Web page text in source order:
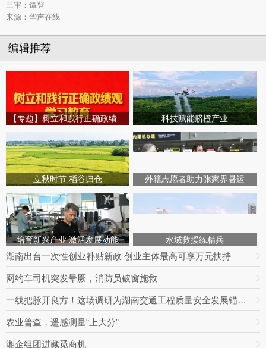
三审：谭登
来源：华声在线
编辑推荐
科技赋能脐橙产业
立秋时节 稻谷归仓 外籍志愿者助力张家界暑运
培育新兴产业 激活发展动能 水域救援练精兵
湖南出台一次性创业补贴新政 创业主体最高可享万元扶持
网约车司机突发晕厥，消防员破窗施救
一线把脉开良方！这场调研为湖南交通工程质量安全发展锚定方向
农业普查，遥感测量“上大分”
湘企组团进藏觅商机